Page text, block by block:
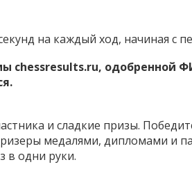
на каждый ход, начиная с
chessresults.ru, одобренной
и сладкие призы.
медалями, дипломами и
в одни руки.